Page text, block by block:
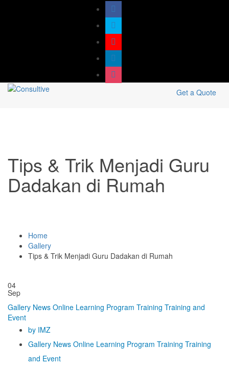
Get a Quote
Tips & Trik Menjadi Guru
Dadakan di Rumah
Home
Gallery
Tips & Trik Menjadi Guru Dadakan di Rumah
04
Sep
Gallery News Online Learning Program Training Training and
Event
by IMZ
Gallery News Online Learning Program Training Training
and Event